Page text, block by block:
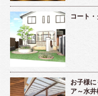
コート
お子様
ア～水